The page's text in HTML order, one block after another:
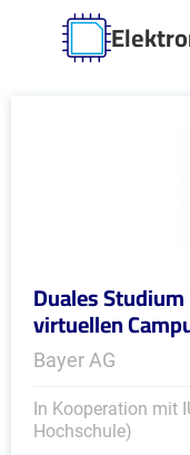
Duales
virtuellen
Bayer AG
In Kooperation mit
Hochschule)